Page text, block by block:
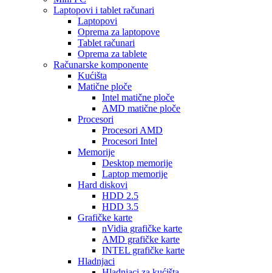
Laptopovi i tablet računari
Laptopovi
Oprema za laptopove
Tablet računari
Oprema za tablete
Računarske komponente
Kućišta
Matične ploče
Intel matične ploče
AMD matične ploče
Procesori
Procesori AMD
Procesori Intel
Memorije
Desktop memorije
Laptop memorije
Hard diskovi
HDD 2.5
HDD 3.5
Grafičke karte
nVidia grafičke karte
AMD grafičke karte
INTEL grafičke karte
Hladnjaci